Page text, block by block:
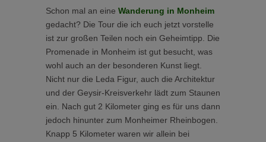
Schon mal an eine Wanderung in Monheim
gedacht? Die Tour die ich euch jetzt vorstelle
ist zur großen Teilen noch ein Geheimtipp. Die
Promenade in Monheim ist gut besucht, was
wohl auch an der besonderen Kunst liegt.
Nicht nur die Leda Figur, auch die Architektur
und der Geysir-Kreisverkehr lädt zum Staunen
ein. Nach gut 2 Kilometer ging es für uns dann
jedoch hinunter zum Monheimer Rheinbogen.
Knapp 5 Kilometer waren wir allein bei